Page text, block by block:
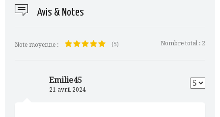
Avis & Notes
Note moyenne : (5) Nombre total : 2
Emilie45
21 avril 2024